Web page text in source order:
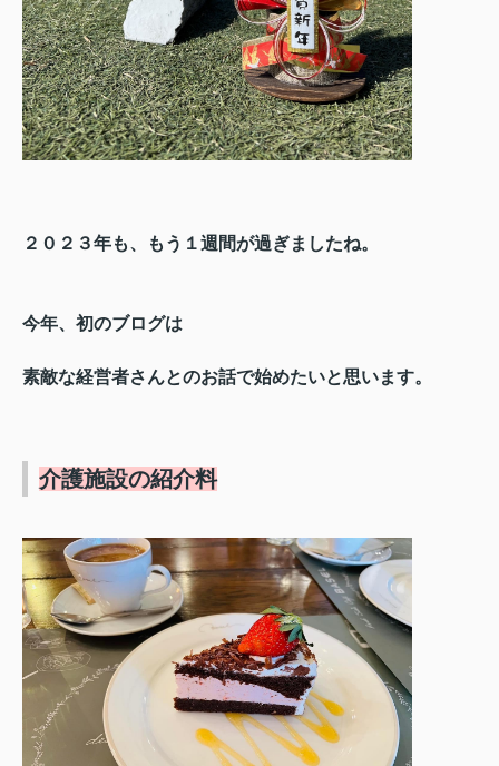
２０２３年も、もう１週間が過ぎましたね。
今年、初のブログは
素敵な経営者さんとのお話で始めたいと思います。
介護施設の紹介料